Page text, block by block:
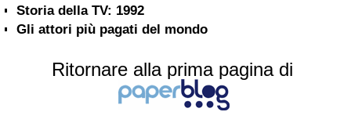
Storia della TV: 1992
Gli attori più pagati del mondo
Ritornare alla prima pagina di